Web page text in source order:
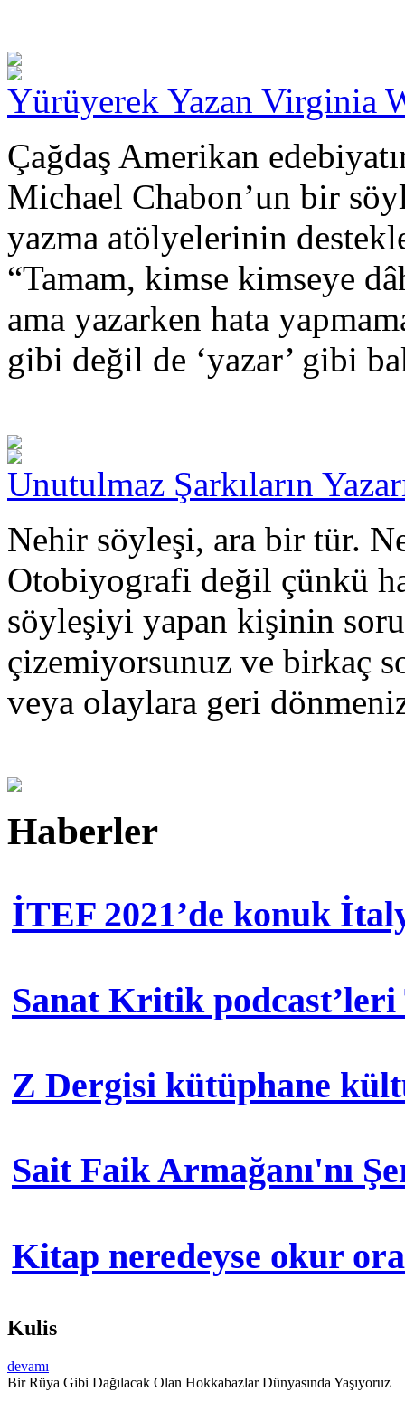
Yürüyerek Yazan Virginia
Çağdaş Amerikan
Michael Chabon’un bir
yazma atölyelerinin
“Tamam, kimse kimseye
ama yazarken hata
gibi değil de ‘yazar’ gibi
Unutulmaz Şarkıların
Nehir söyleşi, ara bir tür.
Otobiyografi değil çünkü
söyleşiyi yapan kişinin
çizemiyorsunuz ve birkaç
veya olaylara geri
Haberler
İTEF 2021’de konuk
Sanat Kritik podcast’leri
Z Dergisi kütüphane
Sait Faik Armağanı'nı
Kitap neredeyse okur
Kulis
devamı
Bir Rüya Gibi Dağılacak Olan Hokkabazlar Dünyasında Yaşıyoruz